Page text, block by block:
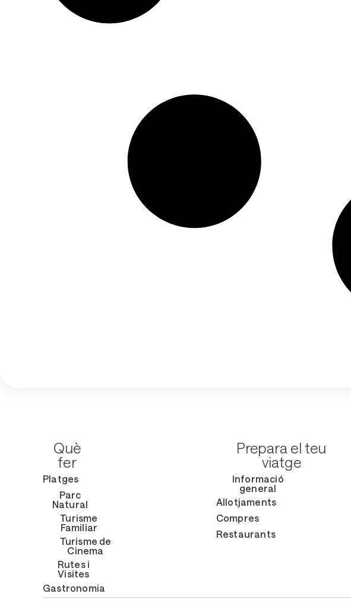
Què
fer
Platges
Parc
Natural
Turisme
Familiar
Turisme de
Cinema
Rutes i
Visites
Gastronomia
Prepara el teu
viatge
Informació
general
Allotjaments
Compres
Restaurants